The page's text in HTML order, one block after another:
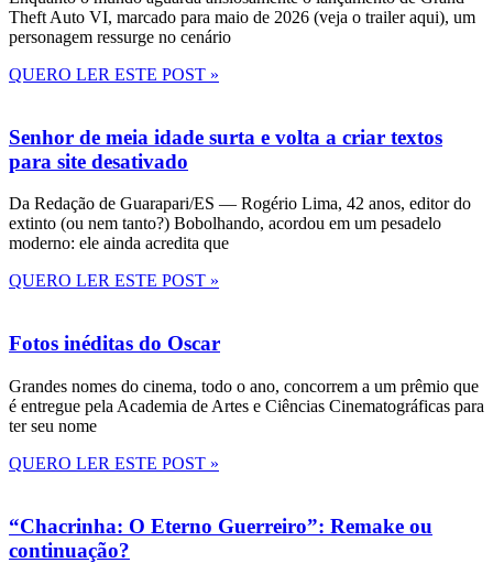
Theft Auto VI, marcado para maio de 2026 (veja o trailer aqui), um
personagem ressurge no cenário
QUERO LER ESTE POST »
Senhor de meia idade surta e volta a criar textos
para site desativado
Da Redação de Guarapari/ES — Rogério Lima, 42 anos, editor do
extinto (ou nem tanto?) Bobolhando, acordou em um pesadelo
moderno: ele ainda acredita que
QUERO LER ESTE POST »
Fotos inéditas do Oscar
Grandes nomes do cinema, todo o ano, concorrem a um prêmio que
é entregue pela Academia de Artes e Ciências Cinematográficas para
ter seu nome
QUERO LER ESTE POST »
“Chacrinha: O Eterno Guerreiro”: Remake ou
continuação?